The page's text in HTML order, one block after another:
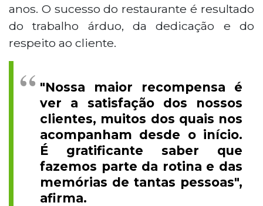
anos. O sucesso do restaurante é resultado
do trabalho árduo, da dedicação e do
respeito ao cliente.
"Nossa maior recompensa é
ver a satisfação dos nossos
clientes, muitos dos quais nos
acompanham desde o início.
É gratificante saber que
fazemos parte da rotina e das
memórias de tantas pessoas",
afirma.